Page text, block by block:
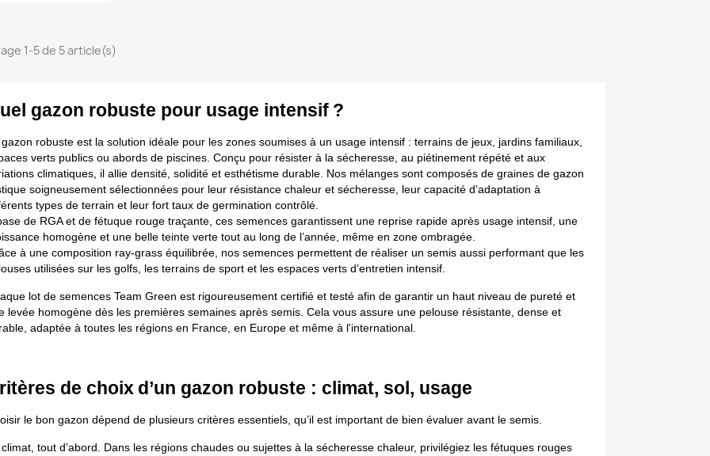
1-5 de 5 article(s)
gazon robuste pour usage intensif ?
robuste est la solution idéale pour les zones soumises à un usage intensif : terrains de jeux, jardins familiaux,
verts publics ou abords de piscines. Conçu pour résister à la sécheresse, au piétinement répété et aux
climatiques, il allie densité, solidité et esthétisme durable. Nos mélanges sont composés de graines de gazon
soigneusement sélectionnées pour leur résistance chaleur et sécheresse, leur capacité d’adaptation à
types de terrain et leur fort taux de germination contrôlé.
de RGA et de fétuque rouge traçante, ces semences garantissent une reprise rapide après usage intensif, une
homogène et une belle teinte verte tout au long de l’année, même en zone ombragée.
à une composition ray-grass équilibrée, nos semences permettent de réaliser un semis aussi performant que les
utilisées sur les golfs, les terrains de sport et les espaces verts d’entretien intensif.
lot de semences Team Green est rigoureusement certifié et testé afin de garantir un haut niveau de pureté et
levée homogène dès les premières semaines après semis. Cela vous assure une pelouse résistante, dense et
adaptée à toutes les régions en France, en Europe et même à l'international.
de choix d’un gazon robuste : climat, sol, usage
le bon gazon dépend de plusieurs critères essentiels, qu’il est important de bien évaluer avant le semis.
tout d’abord. Dans les régions chaudes ou sujettes à la sécheresse chaleur, privilégiez les fétuques rouges